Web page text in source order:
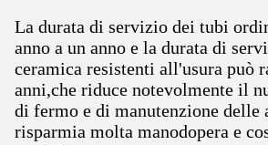
La durata di servizio dei tubi
anno a un anno e la durata di
ceramica resistenti all'usura può
anni,che riduce notevolmente il
di fermo e di manutenzione delle
risparmia molta manodopera e